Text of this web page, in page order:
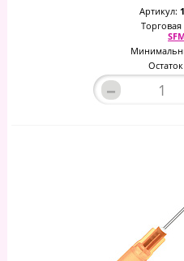
Артикул:
Остаток
–